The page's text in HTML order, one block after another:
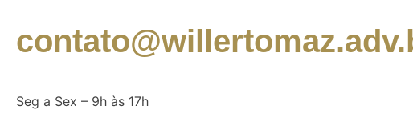
Seg a Sex – 9h às 17h